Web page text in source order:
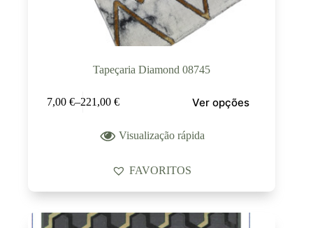
Tapeçaria Diamond 08745
7,00 €–221,00 € Ver opções
Visualização rápida
FAVORITOS